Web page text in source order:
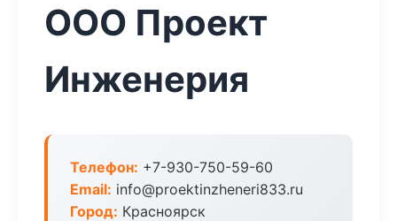
ООО Проект
Инженерия
Телефон: +7-930-750-59-60
Email: info@proektinzheneri833.ru
Город: Красноярск